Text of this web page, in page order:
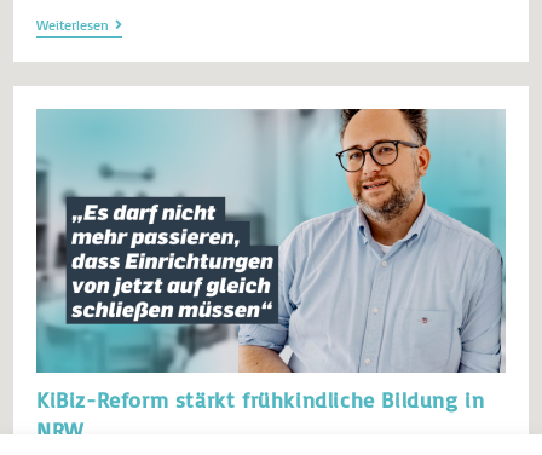
Weiterlesen
KiBiz-Reform stärkt frühkindliche Bildung in
NRW